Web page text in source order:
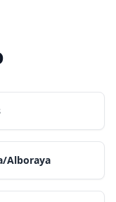
Alboraya